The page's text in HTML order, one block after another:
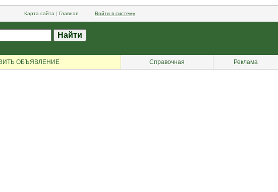
Карта сайта | Главная Войти в систему
ОБЪЯВЛЕНИЕ Справочная Реклама